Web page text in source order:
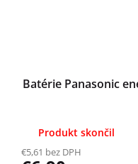
Batérie Panasonic
Produkt skončil
€5,61 bez DPH